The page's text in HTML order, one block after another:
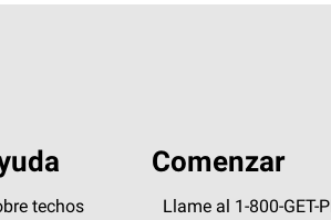
techos
Comenzar
Llame al 1-800-GET -